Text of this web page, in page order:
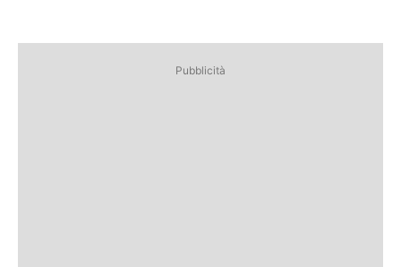
Pubblicità